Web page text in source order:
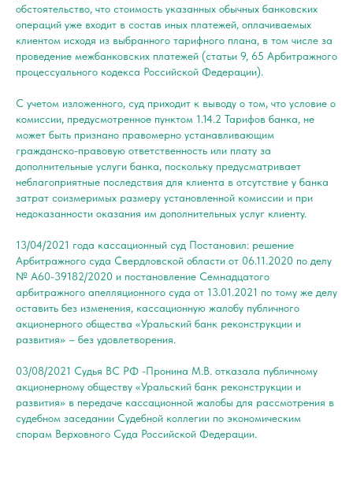
обстоятельство, что стоимость указанных обычных банковских
операций уже входит в состав иных платежей, оплачиваемых
клиентом исходя из выбранного тарифного плана, в том числе за
проведение межбанковских платежей (статьи 9, 65 Арбитражного
процессуального кодекса Российской Федерации).
С учетом изложенного, суд приходит к выводу о том, что условие о
комиссии, предусмотренное пунктом 1.14.2 Тарифов банка, не
может быть признано правомерно устанавливающим
гражданско-правовую ответственность или плату за
дополнительные услуги банка, поскольку предусматривает
неблагоприятные последствия для клиента в отсутствие у банка
затрат соизмеримых размеру установленной комиссии и при
недоказанности оказания им дополнительных услуг клиенту.
13/04/2021 года кассационный суд Постановил: решение
Арбитражного суда Свердловской области от 06.11.2020 по делу
№ А60-39182/2020 и постановление Семнадцатого
арбитражного апелляционного суда от 13.01.2021 по тому же делу
оставить без изменения, кассационную жалобу публичного
акционерного общества «Уральский банк реконструкции и
развития» – без удовлетворения.
03/08/2021 Судья ВС РФ -Пронина М.В. отказала публичному
акционерному обществу «Уральский банк реконструкции и
развития» в передаче кассационной жалобы для рассмотрения в
судебном заседании Судебной коллегии по экономическим
спорам Верховного Суда Российской Федерации.